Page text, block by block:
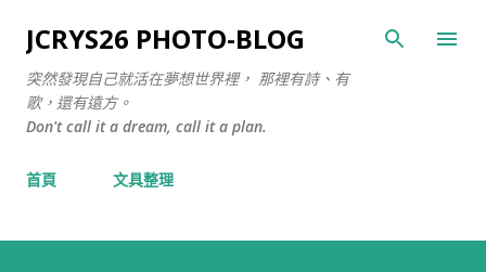
跳至主要內容
JCRYS26 PHOTO-BLOG
突然發現自己就活在夢想世界裡， 那裡有詩、有
歌，還有遠方。
Don't call it a dream, call it a plan.
首頁 文具整理